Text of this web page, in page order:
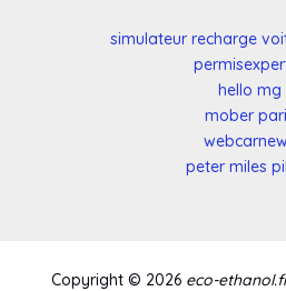
simulateur recharge
hello mg
mober
peter miles
Copyright © 2026 eco-